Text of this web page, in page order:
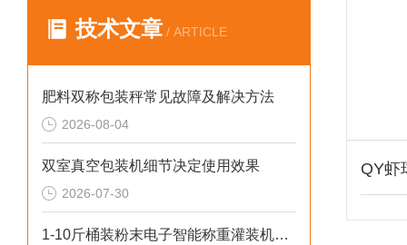
技术文章 / ARTICLE
肥料双称包装秤常见故障及解决方法
2026-08-04
双室真空包装机细节决定使用效果
2026-07-30
1-10斤桶装粉末电子智能称重灌装机介绍